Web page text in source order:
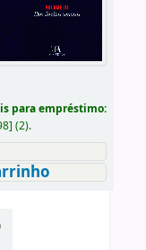
para empréstimo:
] (2).